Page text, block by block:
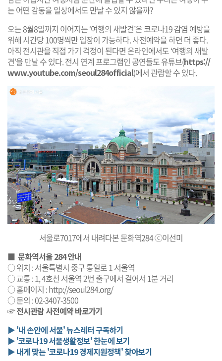
는 어떤 감동을 일상에서도 만날 수 있지 않을까?
오는 8월8일까지 이어지는 ‘여행의 새발견’은 코로나19 감염 예방을
위해 시간당 100명씩만 입장이 가능하다. 사전예약을 하면 더 좋다.
아직 전시관을 직접 가기 걱정이 된다면 온라인에서도 ‘여행의 새발
견’을 만날 수 있다. 전시 연계 프로그램인 공연들도 유튜브(https://
www.youtube.com/seoul284official)에서 관람할 수 있다.
서울로7017에서 내려다본 문화역284 ⓒ이선미
■ 문화역서울 284 안내
○ 위치 : 서울특별시 중구 통일로 1 서울역
○ 교통 : 1, 4호선 서울역 2번 출구에서 걸어서 1분 거리
○ 홈페이지 :http://seoul284.org/
○ 문의 : 02-3407-3500
☞전시관람 사전예약 바로가기
▶ '내 손안에 서울' 뉴스레터 구독하기
▶ '코로나19 서울생활정보' 한눈에 보기
▶ 내게 맞는 '코로나19 경제지원정책' 찾아보기